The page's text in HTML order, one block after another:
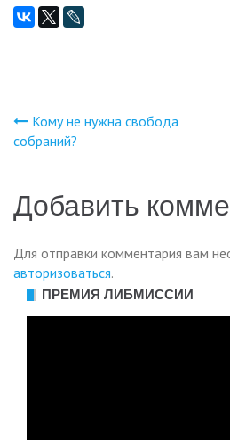
Навигация
записям
Кому не нужна свобода
собраний?
Добавить
Для отправки комментария вам
авторизоваться.
ПРЕМИЯ ЛИБМИССИИ